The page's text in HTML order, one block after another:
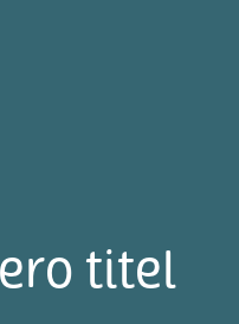
titel